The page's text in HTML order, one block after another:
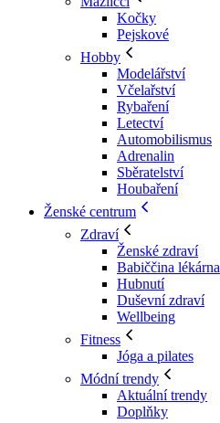
Kočky
Pejskové
Hobby
Modelářství
Včelařství
Rybaření
Letectví
Automobilismus
Adrenalin
Sběratelství
Houbaření
Ženské centrum
Zdraví
Ženské zdraví
Babiččina lékárna
Hubnutí
Duševní zdraví
Wellbeing
Fitness
Jóga a pilates
Módní trendy
Aktuální trendy
Doplňky